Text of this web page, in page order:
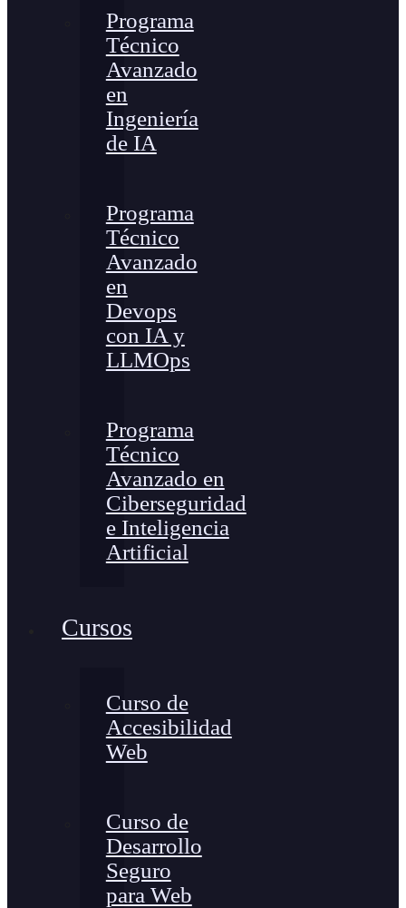
Programa
Técnico
Avanzado
en
Ingeniería
de IA
Programa
Técnico
Avanzado
en
Devops
con IA y
LLMOps
Programa
Técnico
Avanzado en
Ciberseguridad
e Inteligencia
Artificial
Cursos
Curso de
Accesibilidad
Web
Curso de
Desarrollo
Seguro
para Web